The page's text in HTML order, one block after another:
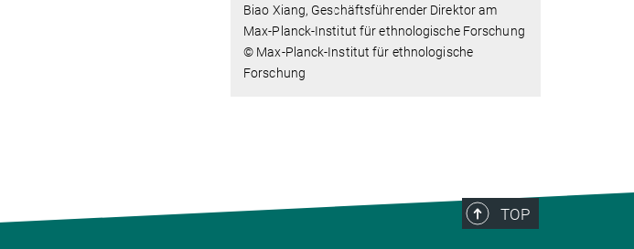
Biao Xiang, Geschäftsführender Direktor am
Max-Planck-Institut für ethnologische Forschung
© Max-Planck-Institut für ethnologische
Forschung
TOP